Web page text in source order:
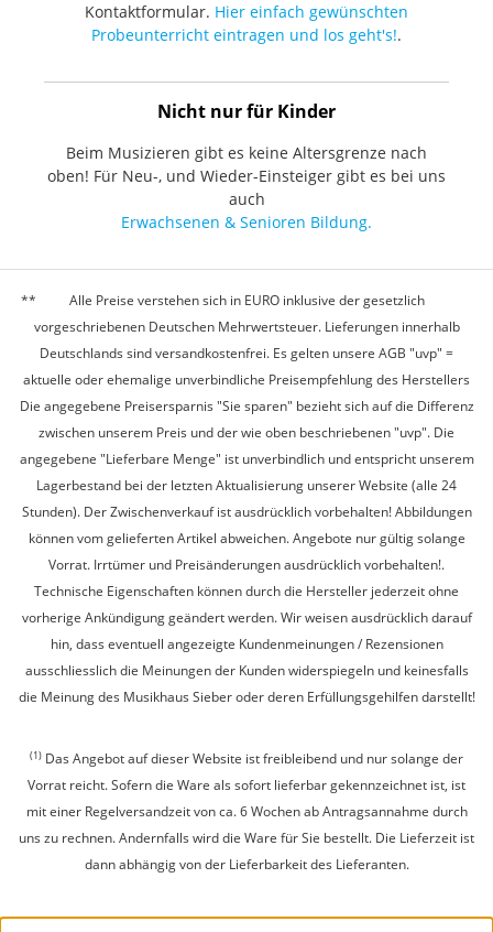
Kontaktformular. Hier einfach gewünschten
Probeunterricht eintragen und los geht's!.
Nicht nur für Kinder
Beim Musizieren gibt es keine Altersgrenze nach
oben! Für Neu-, und Wieder-Einsteiger gibt es bei uns
auch
Erwachsenen & Senioren Bildung.
Alle Preise verstehen sich in EURO inklusive der gesetzlich
vorgeschriebenen Deutschen Mehrwertsteuer. Lieferungen innerhalb
Deutschlands sind versandkostenfrei. Es gelten unsere AGB "uvp" =
aktuelle oder ehemalige unverbindliche Preisempfehlung des Herstellers
Die angegebene Preisersparnis "Sie sparen" bezieht sich auf die Differenz
zwischen unserem Preis und der wie oben beschriebenen "uvp". Die
angegebene "Lieferbare Menge" ist unverbindlich und entspricht unserem
Lagerbestand bei der letzten Aktualisierung unserer Website (alle 24
Stunden). Der Zwischenverkauf ist ausdrücklich vorbehalten! Abbildungen
können vom gelieferten Artikel abweichen. Angebote nur gültig solange
Vorrat. Irrtümer und Preisänderungen ausdrücklich vorbehalten!.
Technische Eigenschaften können durch die Hersteller jederzeit ohne
vorherige Ankündigung geändert werden. Wir weisen ausdrücklich darauf
hin, dass eventuell angezeigte Kundenmeinungen / Rezensionen
ausschliesslich die Meinungen der Kunden widerspiegeln und keinesfalls
die Meinung des Musikhaus Sieber oder deren Erfüllungsgehilfen darstellt!
(1) Das Angebot auf dieser Website ist freibleibend und nur solange der
Vorrat reicht. Sofern die Ware als sofort lieferbar gekennzeichnet ist, ist
mit einer Regelversandzeit von ca. 6 Wochen ab Antragsannahme durch
uns zu rechnen. Andernfalls wird die Ware für Sie bestellt. Die Lieferzeit ist
dann abhängig von der Lieferbarkeit des Lieferanten.